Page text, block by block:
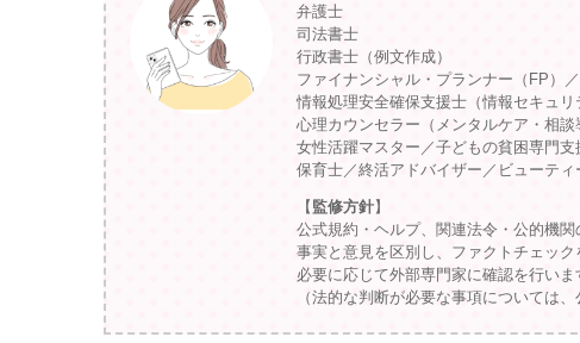
弁護士
司法書士
行政書士（例文作成）
ファイナンシャル・プランナー（FP）
情報処理安全確保支援士（情報セキュリ
心理カウンセラー（メンタルケア・相談
女性活躍マスター／子どもの貧困専門
保育士／終活アドバイザー／ビューテ
【 監修方針】
公式規約・ヘルプ、関連法令・公的機関
事実と意見を区別し、ファクトチェック
必要に応じて外部専門家に確認を行いま
（法的な判断が必要な事項については